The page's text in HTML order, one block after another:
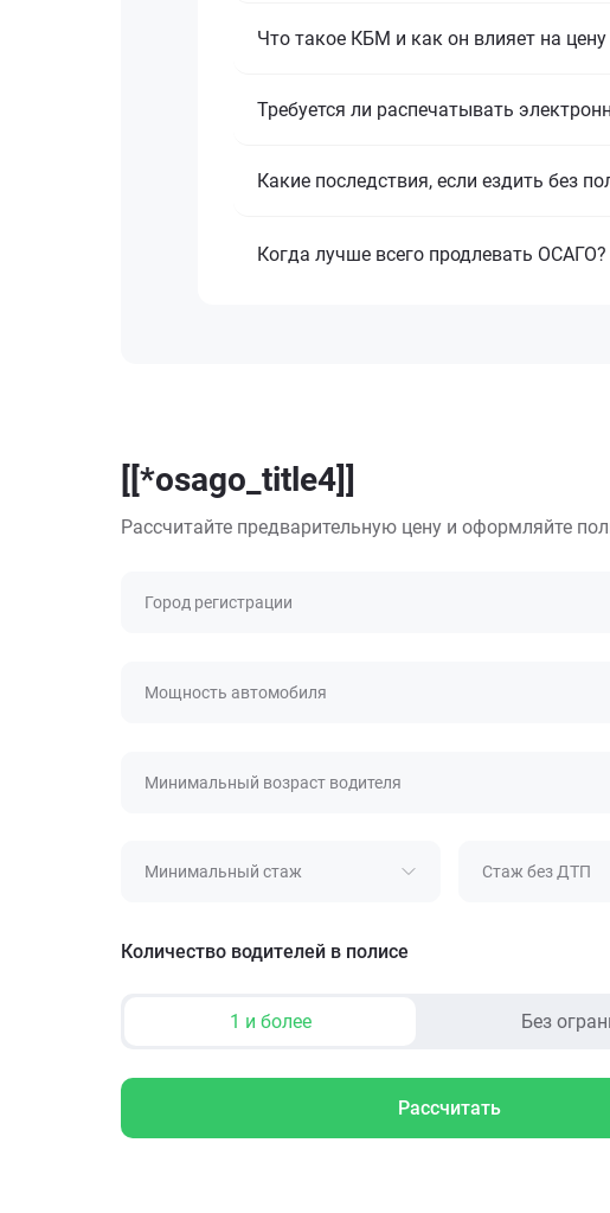
Что такое КБМ и как он влияет на цену
Требуется ли распечатывать
Какие последствия, если ездить без
Когда лучше всего продлевать ОСАГО?
[[*osago_title4]]
Рассчитайте предварительную цену и оформляйте
Город регистрации
Мощность автомобиля
Минимальный возраст водителя
Минимальный стаж Стаж без ДТП
Количество водителей в полисе
1 и более Без
Рассчитать